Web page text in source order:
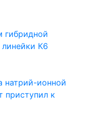
гибридной
К6
натрий-ионной
приступил к